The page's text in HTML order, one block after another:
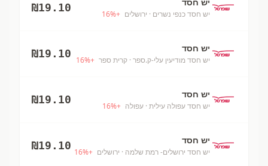
יש חסד כנפי נשרים · ירושלים +
16%
₪19.10
יש חסד
יש חסד מודיעין עלי-ק.ספר · קרית ספר +
16%
₪19.10
יש חסד
יש חסד עפולה עילית · עפולה +
16%
₪19.10
יש חסד
יש חסד ירושלים- רמת שלמה · ירושלים +
16%
₪19.10